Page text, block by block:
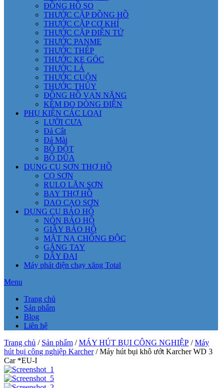
ĐỒNG HỒ SO
THƯỚC CẶP ĐỒNG HỒ
THƯỚC CẶP CƠ KHÍ
THƯỚC CẶP ĐIỆN TỬ
THƯỚC PANME
THƯỚC THÉP
THƯỚC KE GÓC
THƯỚC LÁ
THƯỚC CUỘN
THƯỚC THỦY
ĐỒNG HỒ VẠN NĂNG
KỀM ĐO DÒNG ĐIỆN
PHỤ KIỆN CÁC LOẠI
LƯỠI CƯA
Đá Cắt
Đá Mài
BỘ ĐỘT
BỘ DŨA
DỤNG CỤ SƠN THỢ HỒ
CỌ SƠN
RULO LĂN SƠN
BAY THỢ HỒ
DAO CẠO SƠN
DỤNG CỤ BẢO HỘ
NÓN BẢO HỘ
GIẦY BẢO HỘ
MẶT NẠ CHỐNG ĐỘC
GĂNG TAY
DÂY ĐAI
Máy phát điện chạy xăng Total
Menu
Trang chủ
Sản phẩm
Blog
Liên hệ
Trang chủ / Sản phẩm /MÁY HÚT BỤI CÔNG NGHIỆP /Máy
hút bụi công nghiệp Karcher/ Máy hút bụi khô ướt Karcher WD 3
Car *EU-I